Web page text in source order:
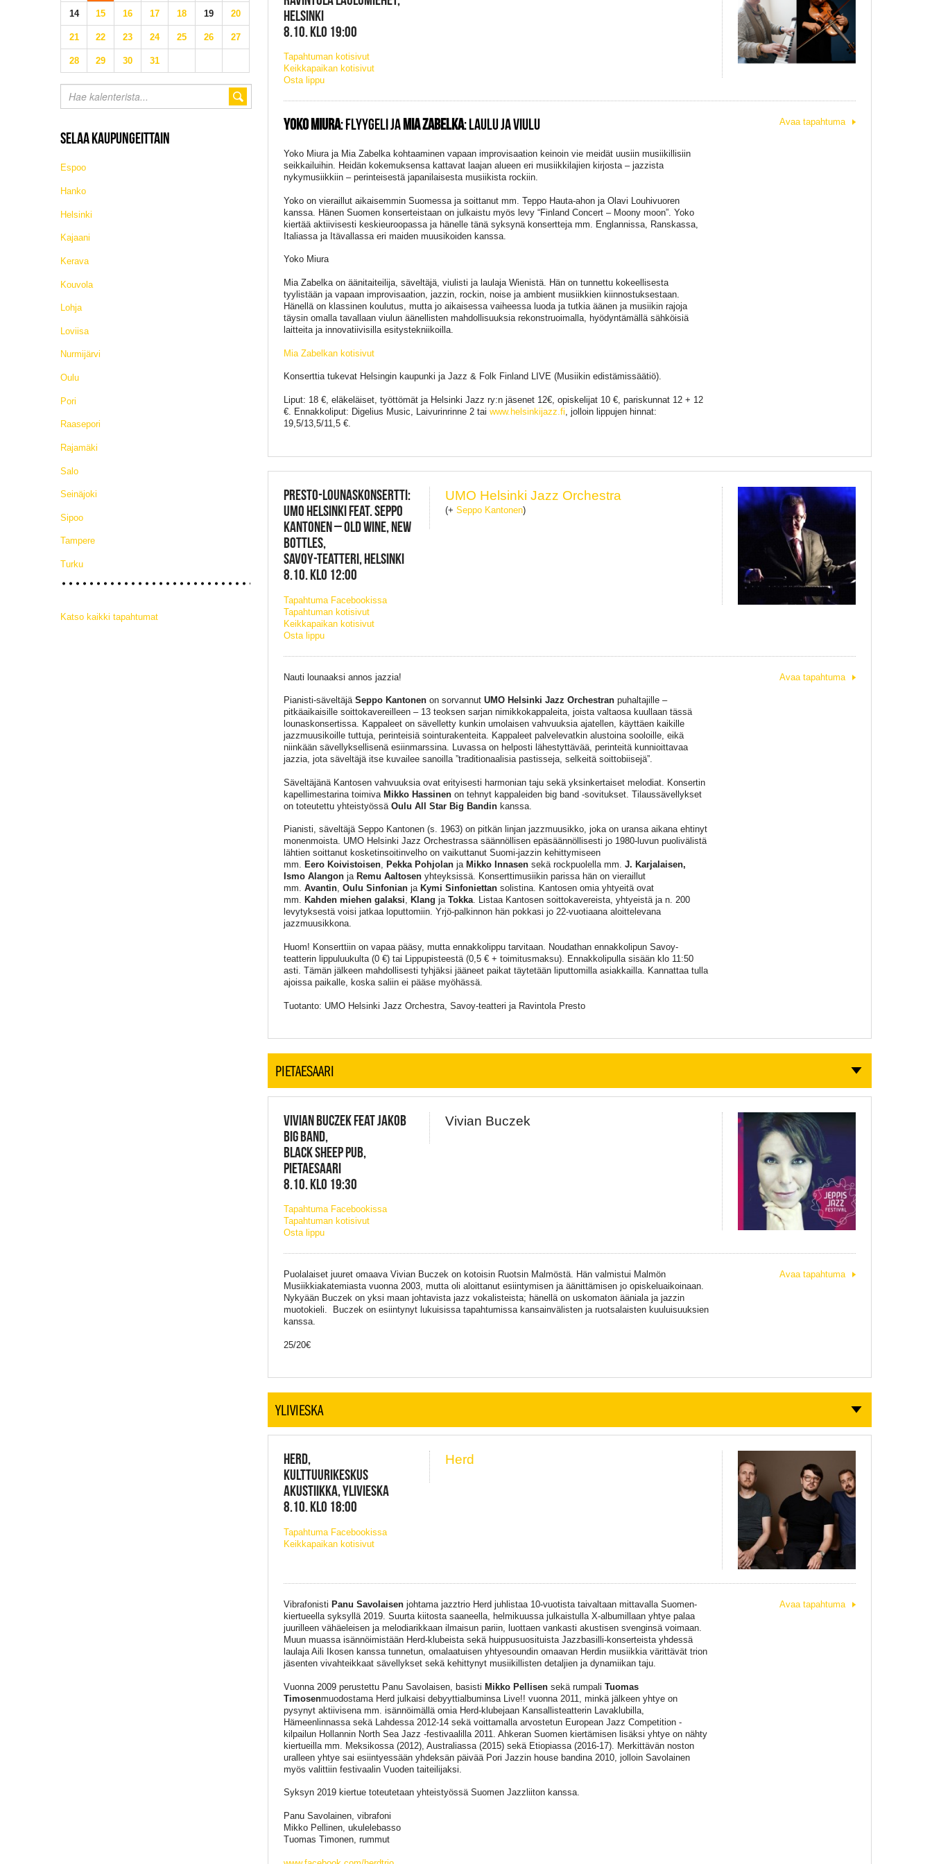
14 15 16 17 18 19 20
21 22 23 24 25 26 27
28 29 30 31
SELAA KAUPUNGEITTAIN
Espoo
Hanko
Helsinki
Kajaani
Kerava
Kouvola
Lohja
Loviisa
Nurmijärvi
Oulu
Pori
Raasepori
Rajamäki
Salo
Seinäjoki
Sipoo
Tampere
Turku
Katso kaikki tapahtumat
HELSINKI
8.10. KLO 19:00
Tapahtuman kotisivut
Keikkapaikan kotisivut
Osta lippu
YOKO MIURA: FLYYGELI JAMIA ZABELKA: LAULU JA VIULU
Yoko Miura ja Mia Zabelka kohtaaminen vapaan improvisaation keinoin vie meidät uusiin musiikillisiin
seikkailuihin. Heidän kokemuksensa kattavat laajan alueen eri musiikkilajien kirjosta – jazzista
nykymusiikkiin – perinteisestä japanilaisesta musiikista rockiin.
Yoko on vieraillut aikaisemmin Suomessa ja soittanut mm. Teppo Hauta-ahon ja Olavi Louhivuoren
kanssa. Hänen Suomen konserteistaan on julkaistu myös levy “Finland Concert – Moony moon”. Yoko
kiertää aktiivisesti keskieuroopassa ja hänelle tänä syksynä konsertteja mm. Englannissa, Ranskassa,
Italiassa ja Itävallassa eri maiden muusikoiden kanssa.
Yoko Miura
Mia Zabelka on äänitaiteilija, säveltäjä, viulisti ja laulaja Wienistä. Hän on tunnettu kokeellisesta
tyylistään ja vapaan improvisaation, jazzin, rockin, noise ja ambient musiikkien kiinnostuksestaan.
Hänellä on klassinen koulutus, mutta jo aikaisessa vaiheessa luoda ja tutkia äänen ja musiikin rajoja
täysin omalla tavallaan viulun äänellisten mahdollisuuksia rekonstruoimalla, hyödyntämällä sähköisiä
laitteita ja innovatiivisilla esitystekniikoilla.
Mia Zabelkan kotisivut
Konserttia tukevat Helsingin kaupunki ja Jazz & Folk Finland LIVE (Musiikin edistämissäätiö).
Liput: 18 €, eläkeläiset, työttömät ja Helsinki Jazz ry:n jäsenet 12€, opiskelijat 10 €, pariskunnat 12 + 12
€. Ennakkoliput: Digelius Music, Laivurinrinne 2 tai www.helsinkijazz.fi , jolloin lippujen hinnat:
19,5/13,5/11,5 €.
Avaa tapahtuma
PRESTO-LOUNASKONSERTTI:
UMO HELSINKI FEAT. SEPPO
KANTONEN – OLD WINE, NEW
BOTTLES,
SAVOY-TEATTERI, HELSINKI
8.10. KLO 12:00
Tapahtuma Facebookissa
Tapahtuman kotisivut
Keikkapaikan kotisivut
Osta lippu
UMO Helsinki Jazz Orchestra
(+Seppo Kantonen)
Nauti lounaaksi annos jazzia!
Pianisti-säveltäjä Seppo Kantonen on sorvannut UMO Helsinki Jazz Orchestran puhaltajille –
pitkäaikaisille soittokavereilleen – 13 teoksen sarjan nimikkokappaleita, joista valtaosa kuullaan tässä
lounaskonsertissa. Kappaleet on sävelletty kunkin umolaisen vahvuuksia ajatellen, käyttäen kaikille
jazzmuusikoille tuttuja, perinteisiä sointurakenteita. Kappaleet palvelevatkin alustoina sooloille, eikä
niinkään sävellyksellisenä esiinmarssina. Luvassa on helposti lähestyttävää, perinteitä kunnioittavaa
jazzia, jota säveltäjä itse kuvailee sanoilla ”traditionaalisia pastisseja, selkeitä soittobiisejä”.
Säveltäjänä Kantosen vahvuuksia ovat erityisesti harmonian taju sekä yksinkertaiset melodiat. Konsertin
kapellimestarina toimiva Mikko Hassinen on tehnyt kappaleiden big band -sovitukset. Tilaussävellykset
on toteutettu yhteistyössä Oulu All Star Big Bandin kanssa.
Pianisti, säveltäjä Seppo Kantonen (s. 1963) on pitkän linjan jazzmuusikko, joka on uransa aikana ehtinyt
monenmoista. UMO Helsinki Jazz Orchestrassa säännöllisen epäsäännöllisesti jo 1980-luvun puolivälistä
lähtien soittanut kosketinsoitinvelho on vaikuttanut Suomi-jazzin kehittymiseen
mm. Eero Koivistoisen, Pekka Pohjolan ja Mikko Innasen sekä rockpuolella mm. J. Karjalaisen,
Ismo Alangon ja Remu Aaltosen yhteyksissä. Konserttimusiikin parissa hän on vieraillut
mm. Avantin, Oulu Sinfonian ja Kymi Sinfoniettan solistina. Kantosen omia yhtyeitä ovat
mm. Kahden miehen galaksi, Klang ja Tokka. Listaa Kantosen soittokavereista, yhtyeistä ja n. 200
levytyksestä voisi jatkaa loputtomiin. Yrjö-palkinnon hän pokkasi jo 22-vuotiaana aloittelevana
jazzmuusikkona.
Huom! Konserttiin on vapaa pääsy, mutta ennakkolippu tarvitaan. Noudathan ennakkolipun Savoy-
teatterin lippuluukulta (0 €) tai Lippupisteestä (0,5 € + toimitusmaksu). Ennakkolipulla sisään klo 11:50
asti. Tämän jälkeen mahdollisesti tyhjäksi jääneet paikat täytetään liputtomilla asiakkailla. Kannattaa tulla
ajoissa paikalle, koska saliin ei pääse myöhässä.
Tuotanto: UMO Helsinki Jazz Orchestra, Savoy-teatteri ja Ravintola Presto
Avaa tapahtuma
PIETAESAARI
VIVIAN BUCZEK FEAT JAKOB
BIG BAND,
BLACK SHEEP PUB,
PIETAESAARI
8.10. KLO 19:30
Tapahtuma Facebookissa
Tapahtuman kotisivut
Osta lippu
Vivian Buczek
Puolalaiset juuret omaava Vivian Buczek on kotoisin Ruotsin Malmöstä. Hän valmistui Malmön
Musiikkiakatemiasta vuonna 2003, mutta oli aloittanut esiintymisen ja äänittämisen jo opiskeluaikoinaan.
Nykyään Buczek on yksi maan johtavista jazz vokalisteista; hänellä on uskomaton ääniala ja jazzin
muotokieli. Buczek on esiintynyt lukuisissa tapahtumissa kansainvälisten ja ruotsalaisten kuuluisuuksien
kanssa.
25/20€
Avaa tapahtuma
YLIVIESKA
HERD,
KULTTUURIKESKUS
AKUSTIIKKA, YLIVIESKA
8.10. KLO 18:00
Tapahtuma Facebookissa
Keikkapaikan kotisivut
Herd
Vibrafonisti Panu Savolaisenjohtama jazztrio Herd juhlistaa 10-vuotista taivaltaan mittavalla Suomen-
kiertueella syksyllä 2019. Suurta kiitosta saaneella, helmikuussa julkaistulla X-albumillaan yhtye palaa
juurilleen vähäeleisen ja melodiarikkaan ilmaisun pariin, luottaen vankasti akustisen svenginsä voimaan.
Muun muassa isännöimistään Herd-klubeista sekä huippusuosituista Jazzbasilli-konserteista yhdessä
laulaja Aili Ikosen kanssa tunnetun, omalaatuisen yhtyesoundin omaavan Herdin musiikkia värittävät trion
jäsenten vivahteikkaat sävellykset sekä kehittynyt musiikillisten detaljien ja dynamiikan taju.
Vuonna 2009 perustettu Panu Savolaisen, basisti Mikko Pellisensekä rumpali Tuomas
Timosenmuodostama Herd julkaisi debyyttialbuminsa Live!! vuonna 2011, minkä jälkeen yhtye on
pysynyt aktiivisena mm. isännöimällä omia Herd-klubejaan Kansallisteatterin Lavaklubilla,
Hämeenlinnassa sekä Lahdessa 2012-14 sekä voittamalla arvostetun European Jazz Competition -
kilpailun Hollannin North Sea Jazz -festivaalilla 2011. Ahkeran Suomen kiertämisen lisäksi yhtye on nähty
kiertueilla mm. Meksikossa (2012), Australiassa (2015) sekä Etiopiassa (2016-17). Merkittävän noston
uralleen yhtye sai esiintyessään yhdeksän päivää Pori Jazzin house bandina 2010, jolloin Savolainen
myös valittiin festivaalin Vuoden taiteilijaksi.
Syksyn 2019 kiertue toteutetaan yhteistyössä Suomen Jazzliiton kanssa.
Panu Savolainen, vibrafoni
Mikko Pellinen, ukulelebasso
Tuomas Timonen, rummut
Avaa tapahtuma